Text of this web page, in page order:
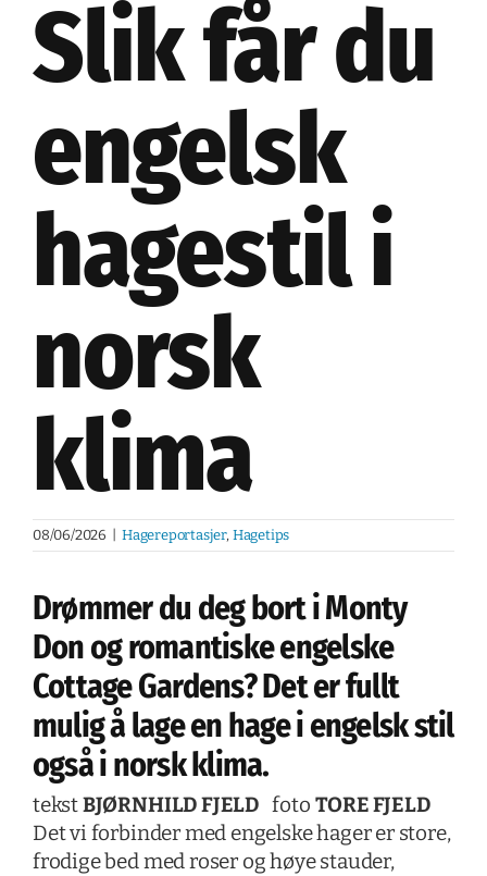
Slik får du
engelsk
hagestil i
norsk
klima
08/06/2026 Hagereportasjer, Hagetips
Drømmer du deg bort i Monty
Don og romantiske engelske
Cottage Gardens? Det er fullt
mulig å lage en hage i engelsk stil
også i norsk klima.
tekstBJØRNHILD FJELD foto TORE FJELD
Det vi forbinder med engelske hager er store,
frodige bed med roser og høye stauder,